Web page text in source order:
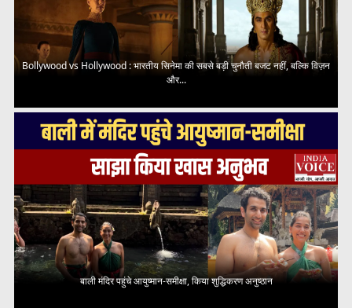
Bollywood vs Hollywood : भारतीय सिनेमा की सबसे बड़ी चुनौती बजट नहीं, बल्कि विज़न
और...
बाली मंदिर पहुंचे आयुष्मान-समीक्षा, किया शुद्धिकरण अनुष्ठान